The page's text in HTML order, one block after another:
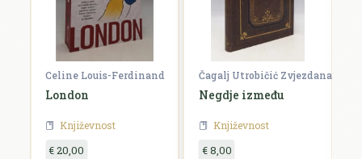
Celine Louis-Ferdinand
London
Književnost
€ 20,00
Čagalj Utrobičić Zvjezdana
Negdje između
Književnost
€ 8,00